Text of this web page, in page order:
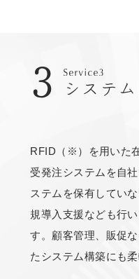
3 システ
RFID（※）を用いた
受発注システムを自
ステムを保有してい
規導入支援なども行
す。顧客管理、販促
たシステム構築にも